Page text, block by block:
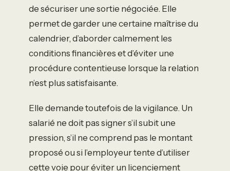
de sécuriser une sortie négociée. Elle
permet de garder une certaine maîtrise du
calendrier, d’aborder calmement les
conditions financières et d’éviter une
procédure contentieuse lorsque la relation
n’est plus satisfaisante.
Elle demande toutefois de la vigilance. Un
salarié ne doit pas signer s’il subit une
pression, s’il ne comprend pas le montant
proposé ou si l’employeur tente d’utiliser
cette voie pour éviter un licenciement